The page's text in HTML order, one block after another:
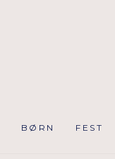
BØRN FEST